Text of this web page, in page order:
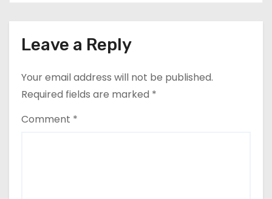
Leave a Reply
Your email address will not be published.
Required fields are marked *
Comment *